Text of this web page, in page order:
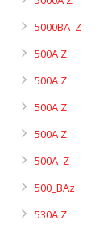
5000BA_Z
500A Z
500A Z
500A Z
500A Z
500A_Z
500_BAz
530A Z